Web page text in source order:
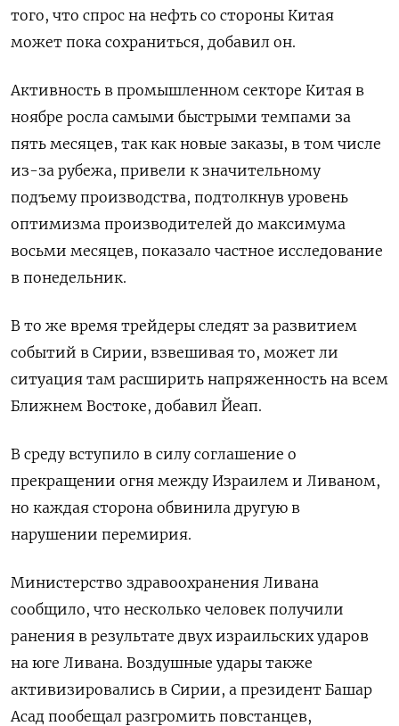
того, что спрос на нефть со стороны Китая
может пока сохраниться, добавил он.
Активность в промышленном секторе Китая в
ноябре росла самыми быстрыми темпами за
пять месяцев, так как новые заказы, в том числе
из-за рубежа, привели к значительному
подъему производства, подтолкнув уровень
оптимизма производителей до максимума
восьми месяцев, показало частное исследование
в понедельник.
В то же время трейдеры следят за развитием
событий в Сирии, взвешивая то, может ли
ситуация там расширить напряженность на всем
Ближнем Востоке, добавил Йеап.
В среду вступило в силу соглашение о
прекращении огня между Израилем и Ливаном,
но каждая сторона обвинила другую в
нарушении перемирия.
Министерство здравоохранения Ливана
сообщило, что несколько человек получили
ранения в результате двух израильских ударов
на юге Ливана. Воздушные удары также
активизировались в Сирии, а президент Башар
Асад пообещал разгромить повстанцев,